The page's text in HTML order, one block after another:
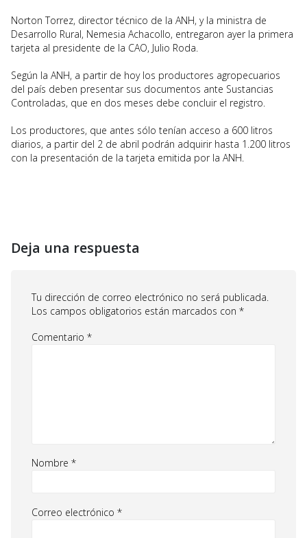
Norton Torrez, director técnico de la ANH, y la ministra de
Desarrollo Rural, Nemesia Achacollo, entregaron ayer la primera
tarjeta al presidente de la CAO, Julio Roda.
Según la ANH, a partir de hoy los productores agropecuarios
del país deben presentar sus documentos ante Sustancias
Controladas, que en dos meses debe concluir el registro.
Los productores, que antes sólo tenían acceso a 600 litros
diarios, a partir del 2 de abril podrán adquirir hasta 1.200 litros
con la presentación de la tarjeta emitida por la ANH.
Deja una respuesta
Tu dirección de correo electrónico no será publicada.
Los campos obligatorios están marcados con *
Comentario *
Nombre *
Correo electrónico *